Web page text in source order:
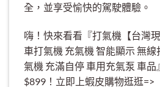
全，並享受愉快的駕駛體驗。
嗨！快來看看『打氣機【台灣
車打氣機 充氣機 智能顯示 無
氣機 充滿自停 車用充氣泵 車
$899！立即上蝦皮購物逛逛=>